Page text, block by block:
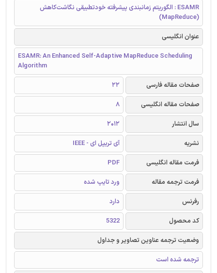
ESAMR : الگوریتم زمانبندی پیشرفته خودتطبیقی نگاشت‌کاهش
(MapReduce)
عنوان انگلیسی
ESAMR: An Enhanced Self-Adaptive MapReduce Scheduling
Algorithm
صفحات مقاله فارسی
22
صفحات مقاله انگلیسی
8
سال انتشار
2012
نشریه
آی تریپل ای - IEEE
فرمت مقاله انگلیسی
PDF
فرمت ترجمه مقاله
ورد تایپ شده
رفرنس
دارد
کد محصول
5322
وضعیت ترجمه عناوین تصاویر و جداول
ترجمه شده است